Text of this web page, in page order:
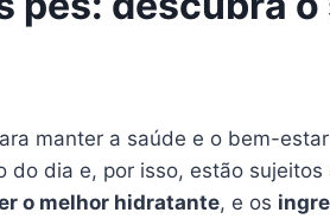
manter a saúde e o bem-
do dia e, por isso, estão
o melhor hidratante, e os